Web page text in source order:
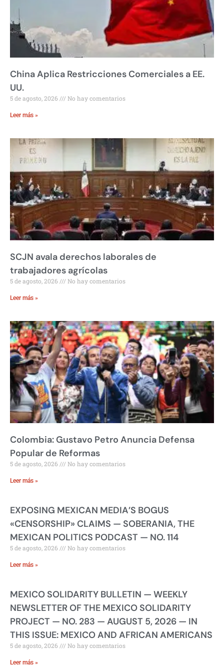
China Aplica Restricciones Comerciales a EE.
UU.
5 de agosto, 2026 No hay comentarios
Leer más »
SCJN avala derechos laborales de
trabajadores agrícolas
5 de agosto, 2026 No hay comentarios
Leer más »
Colombia: Gustavo Petro Anuncia Defensa
Popular de Reformas
5 de agosto, 2026 No hay comentarios
Leer más »
EXPOSING MEXICAN MEDIA’S BOGUS
«CENSORSHIP» CLAIMS — SOBERANIA, THE
MEXICAN POLITICS PODCAST — NO. 114
5 de agosto, 2026 No hay comentarios
Leer más »
MEXICO SOLIDARITY BULLETIN — WEEKLY
NEWSLETTER OF THE MEXICO SOLIDARITY
PROJECT — NO. 283 — AUGUST 5, 2026 — IN
THIS ISSUE: MEXICO AND AFRICAN AMERICANS
5 de agosto, 2026 No hay comentarios
Leer más »